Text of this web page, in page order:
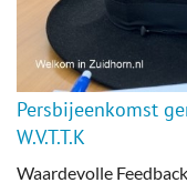
Persbijeenkomst
W.V.T.T.K
Waardevolle